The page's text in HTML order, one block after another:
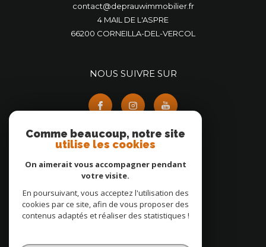
contact@deprauwimmobilier.fr
4 MAIL DE L'ASPRE
66200
CORNEILLA-DEL-VERCOL
NOUS SUIVRE SUR
ADHÉRENTS
Comme beaucoup, notre site
utilise les cookies
On aimerait vous accompagner pendant
votre visite.
En poursuivant, vous acceptez l'utilisation des
cookies par ce site, afin de vous proposer des
contenus adaptés et réaliser des statistiques !